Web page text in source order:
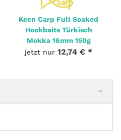
Keen Carp Full Soaked
Hookbaits Türkisch
Mokka 16mm 150g
jetzt nur 12,74 € *